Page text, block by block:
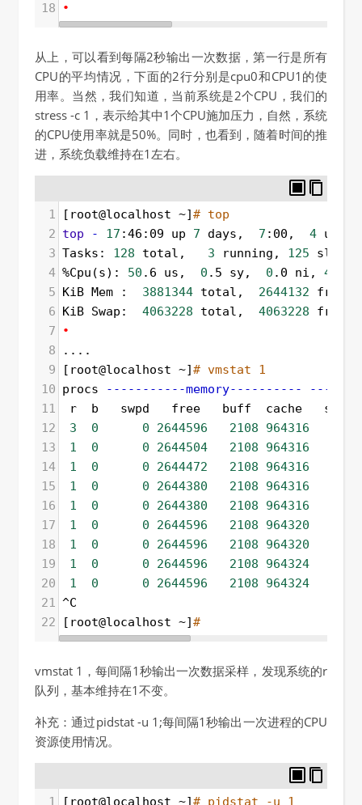
18
•
从上，可以看到每隔2秒输出一次数据，第一行是所有
CPU的平均情况，下面的2行分别是cpu0和CPU1的使
用率。当然，我们知道，当前系统是2个CPU，我们的
stress -c 1，表示给其中1个CPU施加压力，自然，系统
的CPU使用率就是50%。同时，也看到，随着时间的推
进，系统负载维持在1左右。
1 [root@localhost ~]# top
2 top - 17 :46:09 up 7 days, 7 :00, 4
3 Tasks: 128 total, 3 running, 125
4 %Cpu(s): 50 .6 us, 0 .5 sy, 0 .0 ni, 48
5 KiB Mem : 3881344 total, 2644132
6 KiB Swap: 4063228 total, 4063228
7
•
8
....
9
[root@localhost ~]# vmstat 1
10 procs -----------memory----------
---
11
r  b   swpd   free   buff  cache
12
3 0 0 2644596 2108 964316
13
1 0 0 2644504 2108 964316
14
1 0 0 2644472 2108 964316
15
1 0 0 2644380 2108 964316
16
1 0 0 2644380 2108 964316
17
1 0 0 2644596 2108 964320
18
1 0 0 2644596 2108 964320
19
1 0 0 2644596 2108 964324
20
1 0 0 2644596 2108 964324
21 ^C
22
[root@localhost ~]#
vmstat 1，每间隔1秒输出一次数据采样，发现系统的r
队列，基本维持在1不变。
补充：通过pidstat -u 1;每间隔1秒输出一次进程的CPU
资源使用情况。
1 [root@localhost ~]# pidstat -u 1